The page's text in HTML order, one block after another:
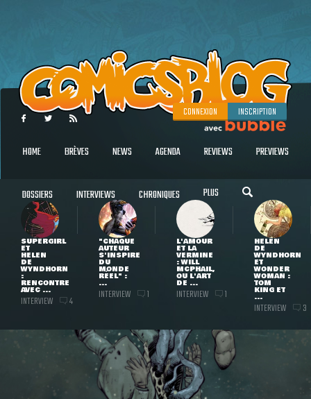
CONNEXION INSCRIPTION
HOME BRÈVES NEWS AGENDA REVIEWS PREVIEWS
DOSSIERS INTERVIEWS CHRONIQUES PLUS
SUPERGIRL
ET
HELEN
DE
WYNDHORN
:
RENCONTRE
AVEC ...
INTERVIEW 4
"CHAQUE
AUTEUR
S'INSPIRE
DU
MONDE
RÉEL" :
...
INTERVIEW 1
L'AMOUR
ET LA
VERMINE
: WILL
MCPHAIL,
OU L'ART
DE ...
INTERVIEW 1
HELEN
DE
WYNDHORN
ET
WONDER
WOMAN :
TOM
KING ET
...
INTERVIEW 3